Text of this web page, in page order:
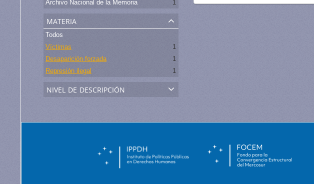
Archivo Nacional de la Memoria
1
materia
Todos
Víctimas
1
Desaparición forzada
1
Represión ilegal
1
nivel de descripción